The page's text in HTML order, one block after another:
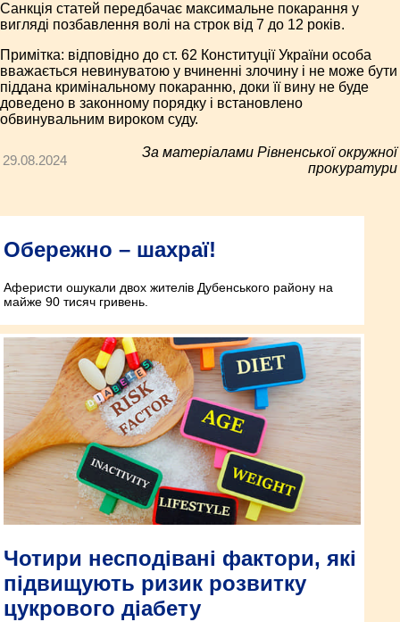
Санкція статей передбачає максимальне покарання у
вигляді позбавлення волі на строк від 7 до 12 років.
Примітка: відповідно до ст. 62 Конституції України особа
вважається невинуватою у вчиненні злочину і не може бути
піддана кримінальному покаранню, доки її вину не буде
доведено в законному порядку і встановлено
обвинувальним вироком суду.
29.08.2024
За матеріалами Рівненської окружної
прокуратури
Обережно – шахраї!
Аферисти ошукали двох жителів Дубенського району на
майже 90 тисяч гривень.
Чотири несподівані фактори, які
підвищують ризик розвитку
цукрового діабету